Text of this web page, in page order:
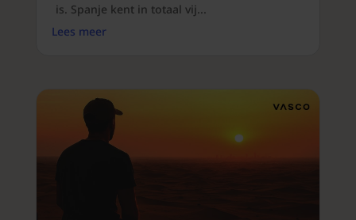
is. Spanje kent in totaal vij...
Lees meer